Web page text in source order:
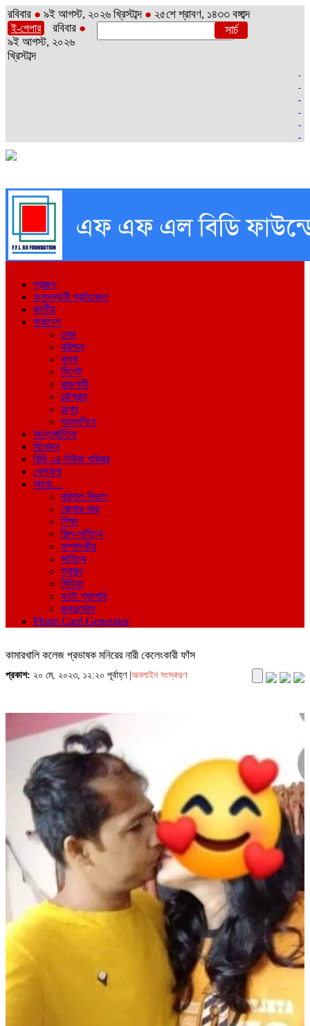
রবিবার ● ৯ই আগস্ট, ২০২৬ খ্রিস্টাব্দ ● ২৫শে শ্রাবণ, ১৪৩৩ বঙ্গাব্দ
ই-পেপার রবিবার ●
৯ই আগস্ট, ২০২৬
খ্রিস্টাব্দ
প্রচ্ছদ
অনুসন্ধানী প্রতিবেদন
জাতীয়
সারাদেশ
ঢাকা
বরিশাল
খুলনা
সিলেট
রাজশাহী
চট্টগ্রাম
রংপুর
ময়মনসিংহ
আন্তর্জাতিক
বিনোদন
বিডি ২৪ নিউজ পরিবার
খেলাধুলা
আরো…
বরিশাল বিভাগ
জেলার খবর
শিক্ষা
শিল্প-সাহিত্য
সম্পাদকীয়
সাহিত্য
স্বাস্থ্য
মিডিয়া
ফটো গ্যালারি
জনদুর্ভোগ
Photo Card Generator
কামারখালি কলেজ প্রভাষক মনিরের নারী কেলেংকারী ফাঁস
প্রকাশ: ২০ মে, ২০২৩, ১২:২০ পূর্বাহ্ণ | অনলাইন সংস্করণ